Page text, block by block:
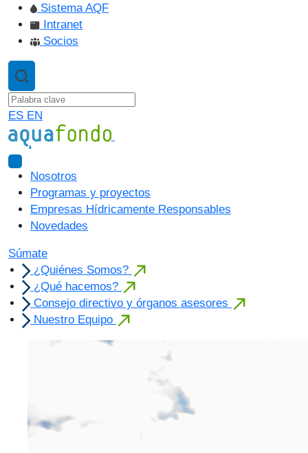
Sistema AQF
Intranet
Socios
ES EN
Nosotros
Programas y proyectos
Empresas Hídricamente Responsables
Novedades
Súmate
¿Quiénes Somos?
¿Qué hacemos?
Consejo directivo y órganos asesores
Nuestro Equipo